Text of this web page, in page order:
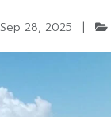
Sep 28, 2025 |